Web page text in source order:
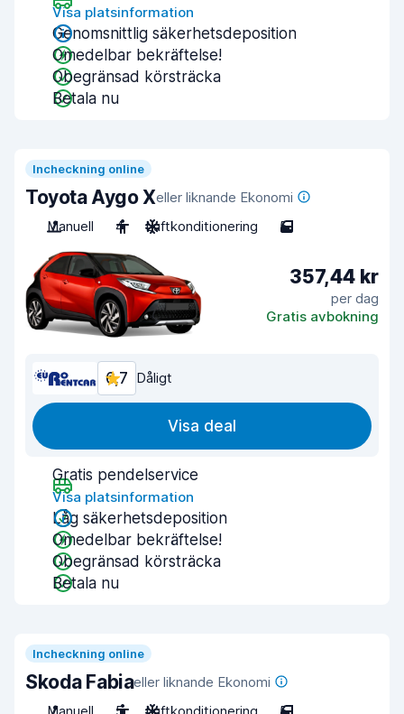
Visa platsinformation
Genomsnittlig säkerhetsdeposition
Omedelbar bekräftelse!
Obegränsad körsträcka
Betala nu
Incheckning online
Toyota Aygo Xeller liknande Ekonomi
Manuell
4 Luftkonditionering 5
357,44 kr
per dag
Gratis avbokning
6,7 Dåligt
Visa deal
Gratis pendelservice
Visa platsinformation
Låg säkerhetsdeposition
Omedelbar bekräftelse!
Obegränsad körsträcka
Betala nu
Incheckning online
Skoda Fabiaeller liknande Ekonomi